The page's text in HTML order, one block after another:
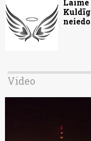
Laime
Video